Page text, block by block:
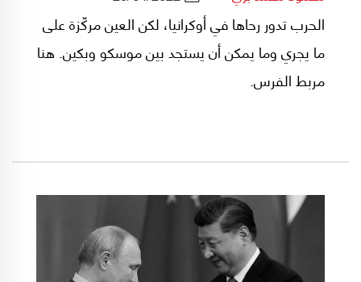
الحرب تدور رحاها في أوكرانيا، لكن العين مركّزة على
ما يجري وما يمكن أن يستجد بين موسكو وبكين. هنا
مربط الفرس.